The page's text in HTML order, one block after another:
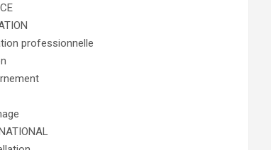
professionnelle